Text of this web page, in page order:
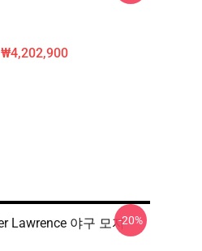
Lawrence 야구 모자-20%